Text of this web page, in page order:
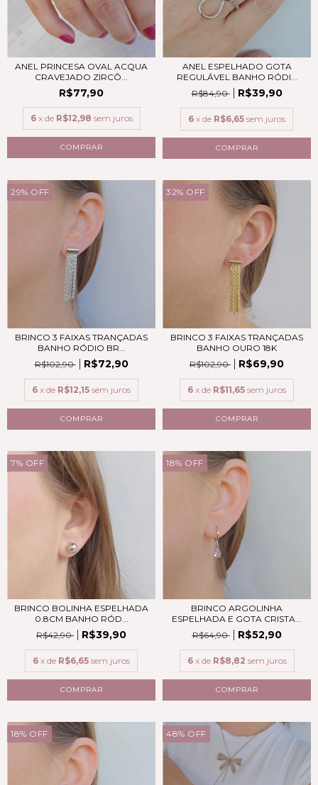
ANEL PRINCESA OVAL ACQUA
CRAVEJADO ZIRCÔ...
R$77,90
6 x de R$12,98 sem juros
COMPRAR
ANEL ESPELHADO GOTA
REGULÁVEL BANHO RÓDI...
R$84,90
R$39,90
6 x de R$6,65 sem juros
COMPRAR
29% OFF
BRINCO 3 FAIXAS TRANÇADAS
BANHO RÓDIO BR...
R$102,90
R$72,90
6 x de R$12,15 sem juros
32% OFF
BRINCO 3 FAIXAS TRANÇADAS
BANHO OURO 18K
R$102,90
R$69,90
6 x de R$11,65 sem juros
7% OFF
BRINCO BOLINHA ESPELHADA
0.8CM BANHO RÓD...
R$42,90
R$39,90
6 x de R$6,65 sem juros
18% OFF
BRINCO ARGOLINHA
ESPELHADA E GOTA CRISTA...
R$64,90
R$52,90
6 x de R$8,82 sem juros
18% OFF 48% OFF